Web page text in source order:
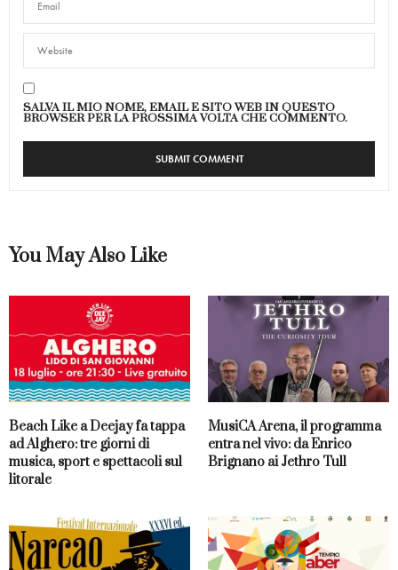
SALVA IL MIO NOME, EMAIL E SITO WEB IN QUESTO
BROWSER PER LA PROSSIMA VOLTA CHE COMMENTO.
You May Also Like
Beach Like a Deejay fa tappa
ad Alghero: tre giorni di
musica, sport e spettacoli sul
litorale
MusiCA Arena, il programma
entra nel vivo: da Enrico
Brignano ai Jethro Tull